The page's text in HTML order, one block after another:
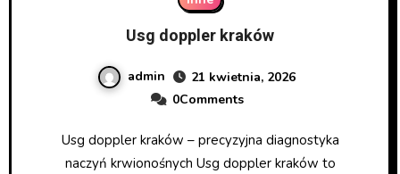
Usg doppler kraków
admin
21 kwietnia, 2026
0Comments
Usg doppler kraków – precyzyjna diagnostyka
naczyń krwionośnych Usg doppler kraków to